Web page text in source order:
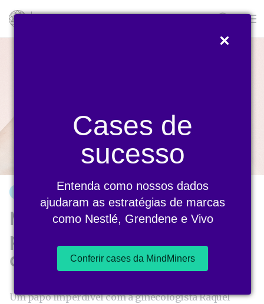
Cases de
sucesso
Entenda como nossos dados
ajudaram as estratégias de marcas
como Nestlé, Grendene e Vivo
Conferir cases da MindMiners
WEBINARS
Menstruação e Tabus: um
papo com especialistas no
assunto
Um papo imperdível com a ginecologista Raquel